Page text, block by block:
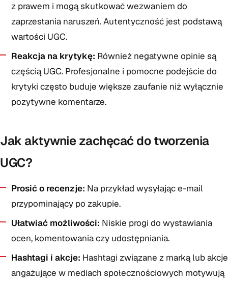
z prawem i mogą skutkować wezwaniem do
zaprzestania naruszeń. Autentyczność jest podstawą
wartości UGC.
Reakcja na krytykę: Również negatywne opinie są
częścią UGC. Profesjonalne i pomocne podejście do
krytyki często buduje większe zaufanie niż wyłącznie
pozytywne komentarze.
Jak aktywnie zachęcać do tworzenia
UGC?
Prosić o recenzje: Na przykład wysyłając e-mail
przypominający po zakupie.
Ułatwiać możliwości: Niskie progi do wystawiania
ocen, komentowania czy udostępniania.
Hashtagi i akcje: Hashtagi związane z marką lub akcje
angażujące w mediach społecznościowych motywują